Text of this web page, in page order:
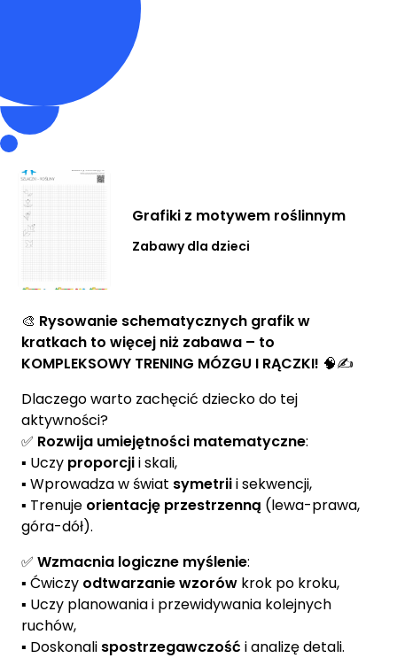
Grafiki z motywem roślinnym
Zabawy dla dzieci
🎨 Rysowanie schematycznych grafik w
kratkach to więcej niż zabawa – to
KOMPLEKSOWY TRENING MÓZGU I RĄCZKI! 🧠✍️
Dlaczego warto zachęcić dziecko do tej
aktywności?
✅ Rozwija umiejętności matematyczne:
▪️ Uczy proporcjii skali,
▪️ Wprowadza w świat symetriii sekwencji,
▪️ Trenuje orientację przestrzenną (lewa-prawa,
góra-dół).
✅ Wzmacnia logiczne myślenie:
▪️ Ćwiczy odtwarzanie wzorów krok po kroku,
▪️ Uczy planowania i przewidywania kolejnych
ruchów,
▪️ Doskonali spostrzegawczość i analizę detali.